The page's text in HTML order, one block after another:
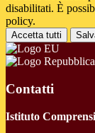
disabilitati. È
policy.
Accetta tutti
Contatti
Istituto